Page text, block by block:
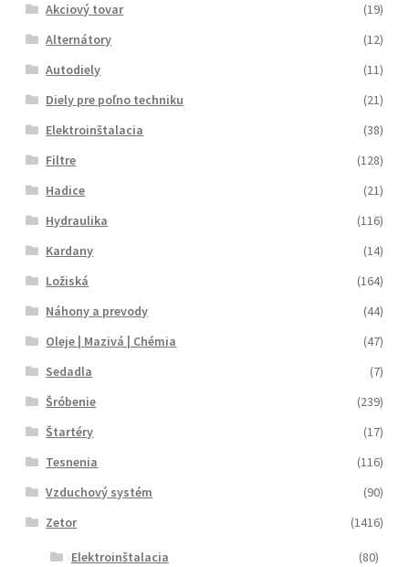
Akciový tovar
(19)
Alternátory
(12)
Autodiely
(11)
Diely pre poľno techniku
(21)
Elektroinštalacia
(38)
Filtre
(128)
Hadice
(21)
Hydraulika
(116)
Kardany
(14)
Ložiská
(164)
Náhony a prevody
(44)
Oleje | Mazivá | Chémia
(47)
Sedadla
(7)
Šróbenie
(239)
Štartéry
(17)
Tesnenia
(116)
Vzduchový systém
(90)
Zetor
(1416)
Elektroinštalacia
(80)